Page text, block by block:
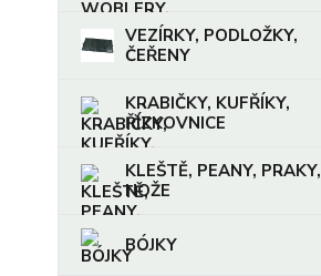
VEZÍRKY, PODLOŽKY,
ČEŘENY
KRABIČKY, KUFŘÍKY,
ŘÍZKOVNICE
KLEŠTĚ, PEANY, PRAKY,
NOŽE
BÓJKY